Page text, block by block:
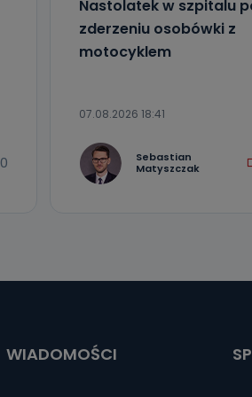
0
Nastolatek w szpitalu
zderzeniu osobówki z
motocyklem
07.08.2026 18:41
Sebastian
Matyszczak
WIADOMOŚCI